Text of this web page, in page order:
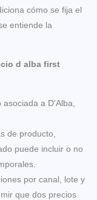
cómo se fija el
entiende la
d alba first
a D’Alba,
de producto,
puede incluir o no
por canal, lote y
que dos precios